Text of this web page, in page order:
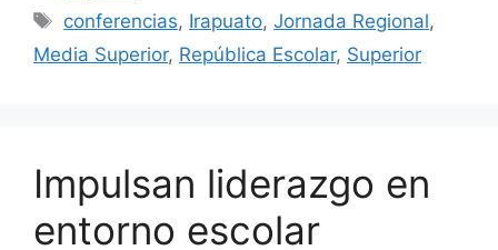
Etiquetas
conferencias, Irapuato,Jornada Regional,
Media Superior, República Escolar, Superior
Impulsan liderazgo en
entorno escolar